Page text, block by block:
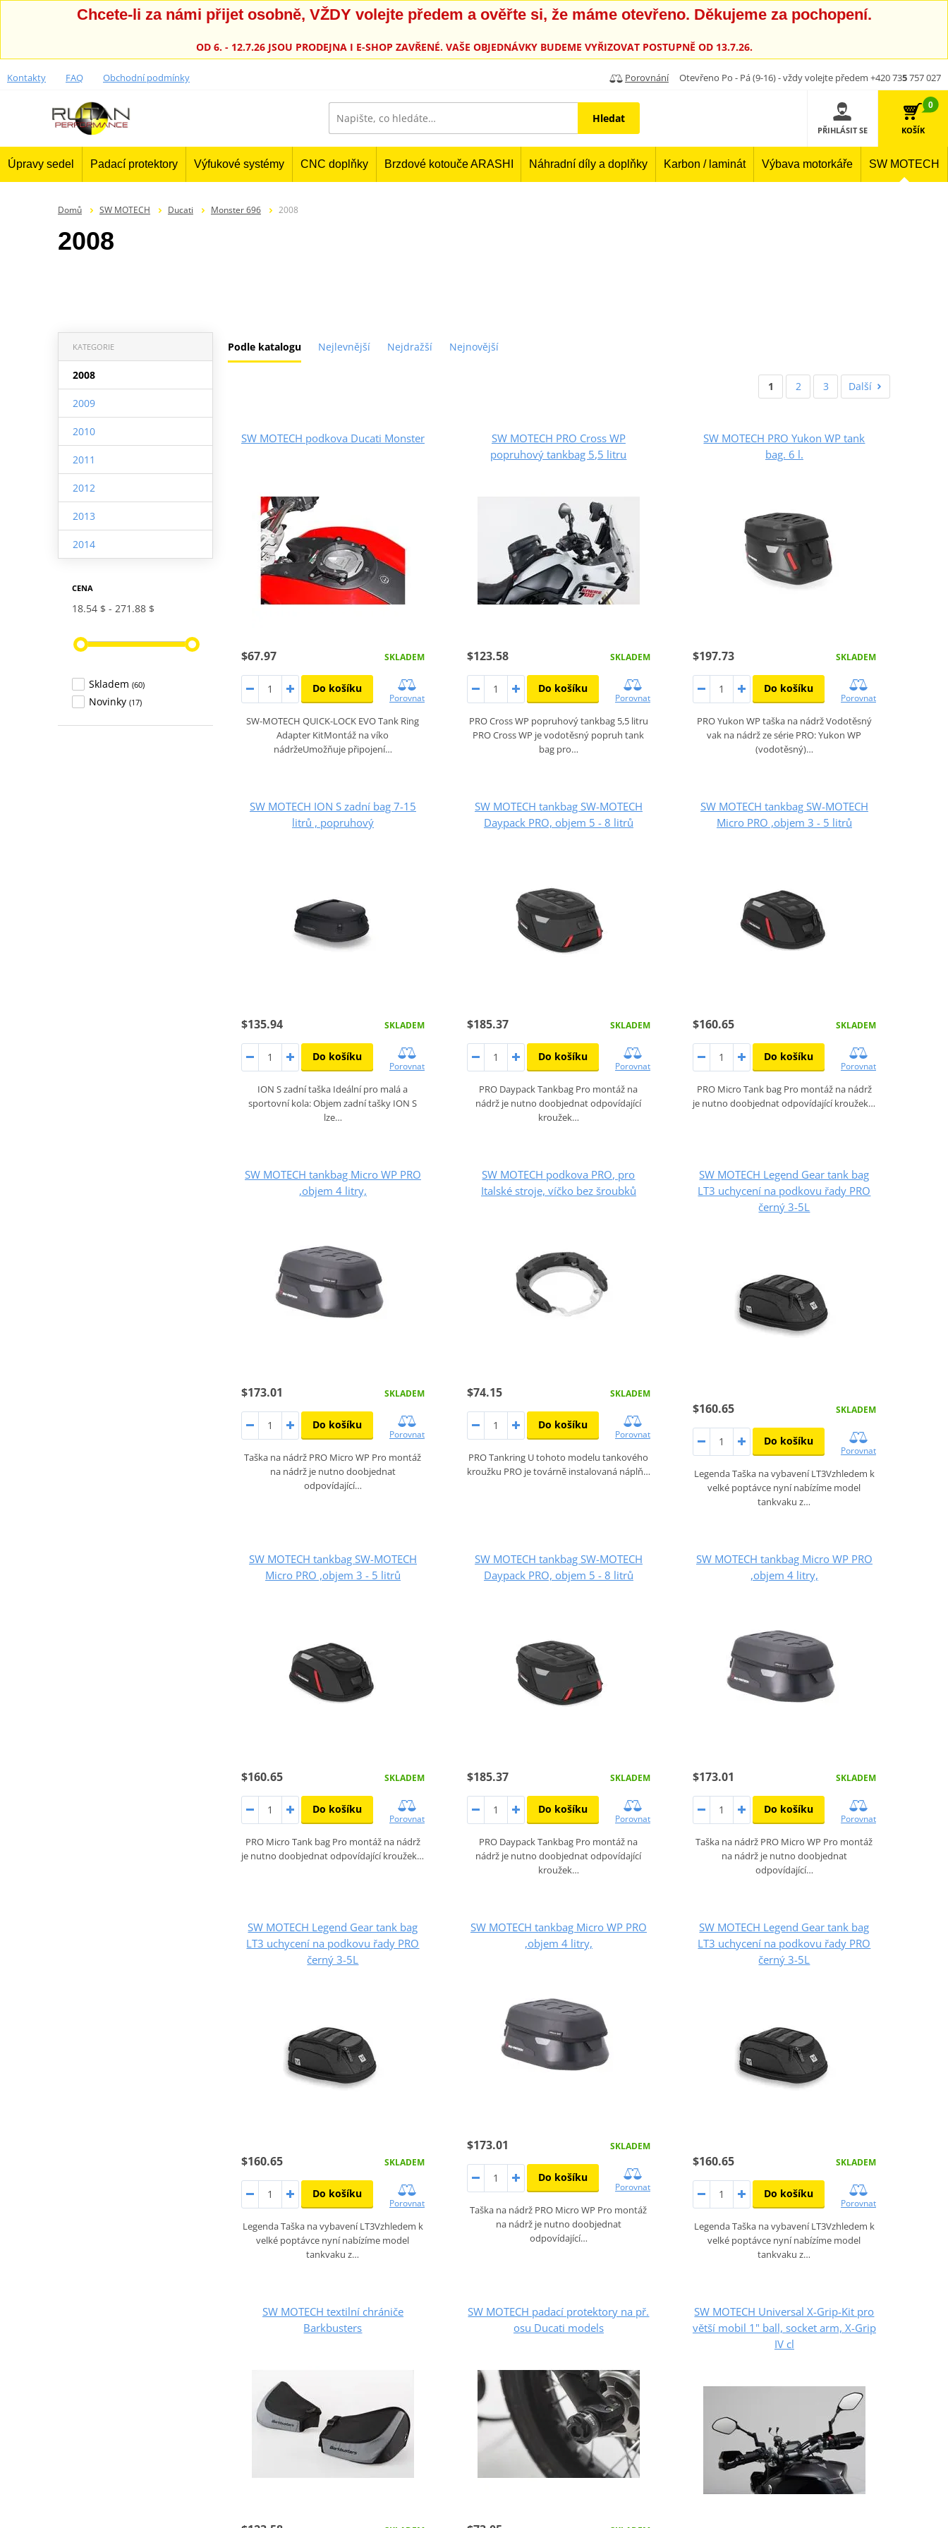
Chcete-li za námi přijet osobně, VŽDY volejte předem a ověřte si, že máme otevřeno. Děkujeme za pochopení.
OD 6. - 12.7.26 JSOU PRODEJNA I E-SHOP ZAVŘENÉ. VAŠE OBJEDNÁVKY BUDEME VYŘIZOVAT POSTUPNĚ OD 13.7.26.
Kontakty FAQ Obchodní podmínky Porovnání Otevřeno Po - Pá (9-16) - vždy volejte předem +420 735757 027
Hledat
PŘIHLÁSIT SE
0
KOŠÍK
Úpravy sedel Padací protektory Výfukové systémy CNC doplňky Brzdové kotouče ARASHI Náhradní díly a doplňky Karbon / laminát Výbava motorkáře SW MOTECH
Domů SW MOTECH Ducati Monster 696 2008
2008
Podle katalogu Nejlevnější Nejdražší Nejnovější
KATEGORIE
2008
2009
2010
2011
2012
2013
2014
CENA
18.54 $ 271.88 $
Skladem (60)
Novinky (17)
1 2 3 Další
SW MOTECH podkova Ducati Monster
$67.97 SKLADEM
Do košíku
Porovnat
SW-MOTECH QUICK-LOCK EVO Tank Ring
Adapter KitMontáž na víko
nádržeUmožňuje připojení…
SW MOTECH PRO Cross WP
popruhový tankbag 5,5 litru
$123.58 SKLADEM
Do košíku
Porovnat
PRO Cross WP popruhový tankbag 5,5 litru
PRO Cross WP je vodotěsný popruh tank
bag pro…
SW MOTECH PRO Yukon WP tank
bag. 6 l.
$197.73 SKLADEM
Do košíku
Porovnat
PRO Yukon WP taška na nádrž Vodotěsný
vak na nádrž ze série PRO: Yukon WP
(vodotěsný)…
SW MOTECH ION S zadní bag 7-15
litrů , popruhový
$135.94 SKLADEM
Do košíku
Porovnat
ION S zadní taška Ideální pro malá a
sportovní kola: Objem zadní tašky ION S
lze…
SW MOTECH tankbag SW-MOTECH
Daypack PRO, objem 5 - 8 litrů
$185.37 SKLADEM
Do košíku
Porovnat
PRO Daypack Tankbag Pro montáž na
nádrž je nutno doobjednat odpovídající
kroužek…
SW MOTECH tankbag SW-MOTECH
Micro PRO ,objem 3 - 5 litrů
$160.65 SKLADEM
Do košíku
Porovnat
PRO Micro Tank bag Pro montáž na nádrž
je nutno doobjednat odpovídající kroužek…
SW MOTECH tankbag Micro WP PRO
,objem 4 litry,
$173.01 SKLADEM
Do košíku
Porovnat
Taška na nádrž PRO Micro WP Pro montáž
na nádrž je nutno doobjednat
odpovídající…
SW MOTECH podkova PRO, pro
Italské stroje, víčko bez šroubků
$74.15 SKLADEM
Do košíku
Porovnat
PRO Tankring U tohoto modelu tankového
kroužku PRO je továrně instalovaná náplň…
SW MOTECH Legend Gear tank bag
LT3 uchycení na podkovu řady PRO
černý 3-5L
$160.65 SKLADEM
Do košíku
Porovnat
Legenda Taška na vybavení LT3Vzhledem k
velké poptávce nyní nabízíme model
tankvaku z…
SW MOTECH tankbag SW-MOTECH
Micro PRO ,objem 3 - 5 litrů
$160.65 SKLADEM
Do košíku
Porovnat
PRO Micro Tank bag Pro montáž na nádrž
je nutno doobjednat odpovídající kroužek…
SW MOTECH tankbag SW-MOTECH
Daypack PRO, objem 5 - 8 litrů
$185.37 SKLADEM
Do košíku
Porovnat
PRO Daypack Tankbag Pro montáž na
nádrž je nutno doobjednat odpovídající
kroužek…
SW MOTECH tankbag Micro WP PRO
,objem 4 litry,
$173.01 SKLADEM
Do košíku
Porovnat
Taška na nádrž PRO Micro WP Pro montáž
na nádrž je nutno doobjednat
odpovídající…
SW MOTECH Legend Gear tank bag
LT3 uchycení na podkovu řady PRO
černý 3-5L
$160.65 SKLADEM
Do košíku
Porovnat
Legenda Taška na vybavení LT3Vzhledem k
velké poptávce nyní nabízíme model
tankvaku z…
SW MOTECH tankbag Micro WP PRO
,objem 4 litry,
$173.01 SKLADEM
Do košíku
Porovnat
Taška na nádrž PRO Micro WP Pro montáž
na nádrž je nutno doobjednat
odpovídající…
SW MOTECH Legend Gear tank bag
LT3 uchycení na podkovu řady PRO
černý 3-5L
$160.65 SKLADEM
Do košíku
Porovnat
Legenda Taška na vybavení LT3Vzhledem k
velké poptávce nyní nabízíme model
tankvaku z…
SW MOTECH textilní chrániče
Barkbusters
SW MOTECH padací protektory na př.
osu Ducati models
SW MOTECH Universal X-Grip-Kit pro
větší mobil 1" ball, socket arm, X-Grip
IV cl